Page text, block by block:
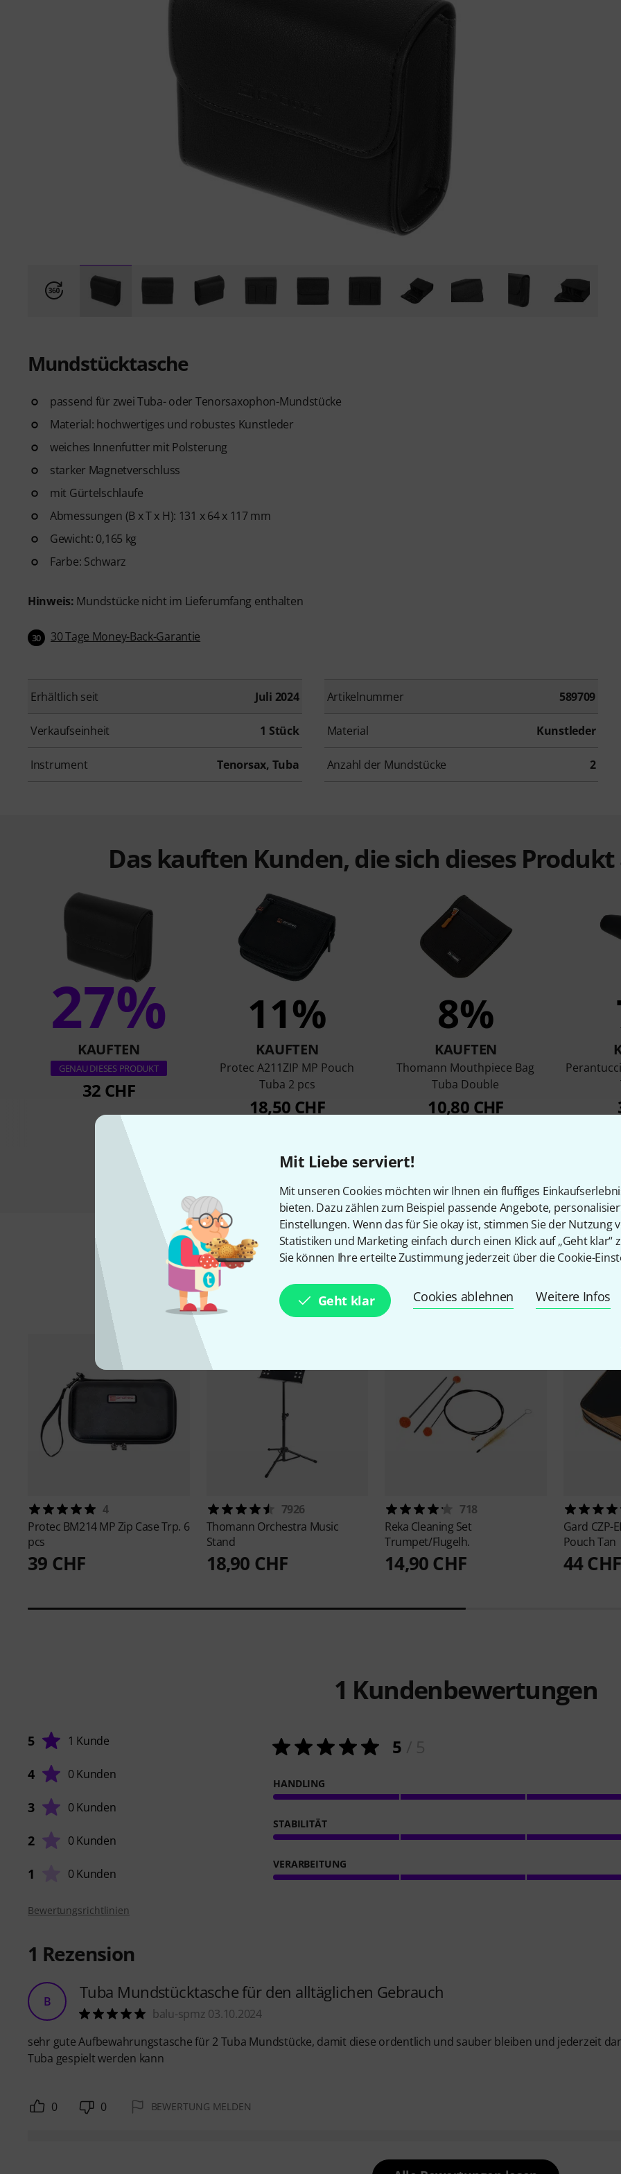
Mit Liebe serviert!
Mit unseren Cookies möchten wir Ihnen ein fluffiges
bieten. Dazu zählen zum Beispiel passende Angebote,
Einstellungen. Wenn das für Sie okay ist, stimmen Sie der Nutzung
Statistiken und Marketing einfach durch einen Klick auf „Geht klar“
Sie können Ihre erteilte Zustimmung jederzeit über die Cookie-
Geht klar Cookies ablehnen Weitere Infos
Mundstücktasche
passend für zwei Tuba- oder Tenorsaxophon-Mundstücke
Material: hochwertiges und robustes Kunstleder
weiches Innenfutter mit Polsterung
starker Magnetverschluss
mit Gürtelschlaufe
Abmessungen (B x T x H): 131 x 64 x 117 mm
Gewicht: 0,165 kg
Farbe: Schwarz
Hinweis: Mundstücke nicht im Lieferumfang enthalten
30 30 Tage Money-Back-Garantie
Erhältlich seit Juli 2024 Artikelnummer 589709
Verkaufseinheit 1 Stück Material Kunstleder
Instrument Tenorsax, Tuba Anzahl der Mundstücke 2
Das kauften Kunden, die sich dieses
27%
KAUFTEN
GENAU DIESES PRODUKT
32 CHF
11%
KAUFTEN
Protec A211ZIP MP Pouch
Tuba 2 pcs
18,50 CHF
8%
KAUFTEN
Thomann Mouthpiece Bag
Tuba Double
10,80 CHF
Zubehör & passende Artikel
4
Protec BM214 MP Zip Case Trp. 6
pcs
39 CHF
7926
Thomann Orchestra Music
Stand
18,90 CHF
718
Reka Cleaning Set
Trumpet/Flugelh.
14,90 CHF
Gard CZP-
Pouch Tan
44 CHF
1 Kundenbewertungen
5 1 Kunde
4 0 Kunden
3 0 Kunden
2 0 Kunden
1 0 Kunden
5
HANDLING
STABILITÄT
VERARBEITUNG
Bewertungsrichtlinien
1 Rezension
B Tuba Mundstücktasche für den alltäglichen Gebrauch
balu-spmz 03.10.2024
sehr gute Aufbewahrungstasche für 2 Tuba Mundstücke, damit diese ordentlich und sauber bleiben und jederzeit
Tuba gespielt werden kann
0 0 BEWERTUNG MELDEN